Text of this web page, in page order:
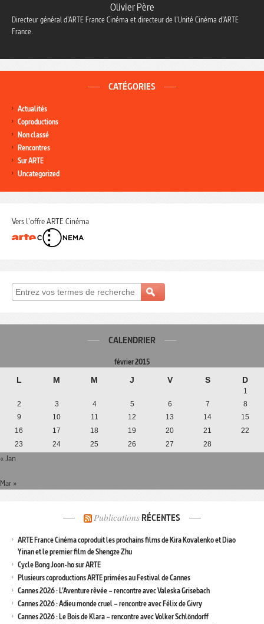
Olivier Père
Directeur général d’ARTE France Cinéma et directeur de l’Unité Cinéma d’ARTE
France.
CATÉGORIES
Actualités
Coproductions
Non classé
Rencontres
Sur ARTE
Uncategorized
Vers l'offre ARTE Cinéma
CALENDRIER
février 2015
L M M J V S D
1
2
3 4 5 6 7
8
9
10 11 12 13 14
15
16
17 18 19 20 21
22
23
24 25 26 27 28
« Jan
Mar »
Publications RÉCENTES
ARTE France Cinéma coproduit les prochains films de Kira Kovalenko et Diao
Yinan et le premier film de Shengze Zhu
Cycle Bong Joon-ho sur ARTE
Plusieurs coproductions ARTE primées au Festival de Cannes
Cannes 2026 : L’Aventure rêvée – rencontre avec Valeska Grisebach
Cannes 2026 : Adieu monde cruel – rencontre avec Félix de Givry
Cannes 2026 : Le Bois de Klara – rencontre avec Volker Schlöndorff